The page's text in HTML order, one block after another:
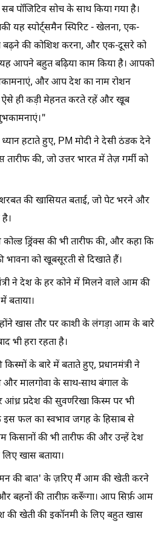
पॉजिटिव सोच के साथ किया गया है।
यह स्पोर्ट्समैन स्पिरिट - खेलना, एक-
की कोशिश करना, और एक-दूसरे को
आपने बहुत बढ़िया काम किया है। आपको
और आप देश का नाम रोशन
ऐसे ही कड़ी मेहनत करते रहें और खूब
हटाते हुए, PM मोदी ने देसी ठंडक देने
की, जो उत्तर भारत में तेज़ गर्मी को
शरबत की खासियत बताई, जो पेट भरने और
ड्रिंक्स की भी तारीफ की, और कहा कि
भावना को खूबसूरती से दिखाते हैं।
ने देश के हर कोने में मिलने वाले आम की
बताया।
खास तौर पर काशी के लंगड़ा आम के बारे
भी हरा रहता है।
किस्मों के बारे में बताते हुए, प्रधानमंत्री ने
और मालगोवा के साथ-साथ बंगाल के
प्रदेश की सुवर्णरेखा किस्म पर भी
फल का स्वभाव जगह के हिसाब से
किसानों की भी तारीफ की और उन्हें देश
खास बताया।
की बात' के ज़रिए मैं आम की खेती करने
बहनों की तारीफ़ करूँगा। आप सिर्फ़ आम
खेती की इकॉनमी के लिए बहुत खास